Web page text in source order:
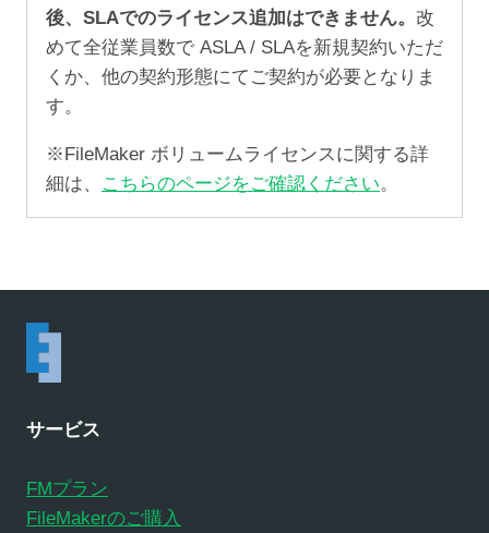
後、SLAでのライセンス追加はできません。 改
めて全従業員数で ASLA / SLAを新規契約いただ
くか、他の契約形態にてご契約が必要となりま
す。
※FileMaker ボリュームライセンスに関する詳
細は、
こちらのページをご確認ください。
サービス
FMプラン
FileMakerのご購入